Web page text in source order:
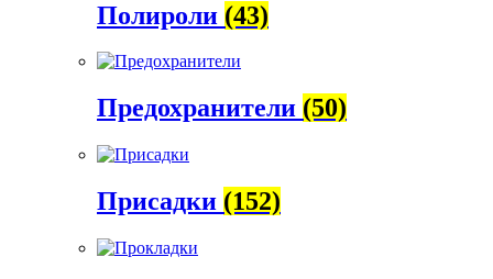
Полироли (43)
Предохранители (50)
Присадки (152)